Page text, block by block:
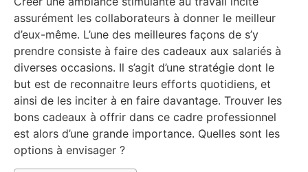
assurément les collaborateurs à donner le meilleur
d’eux-même. L’une des meilleures façons de s’y
prendre consiste à faire des cadeaux aux salariés à
diverses occasions. Il s’agit d’une stratégie dont le
but est de reconnaitre leurs efforts quotidiens, et
ainsi de les inciter à en faire davantage. Trouver les
bons cadeaux à offrir dans ce cadre professionnel
est alors d’une grande importance. Quelles sont les
options à envisager ?